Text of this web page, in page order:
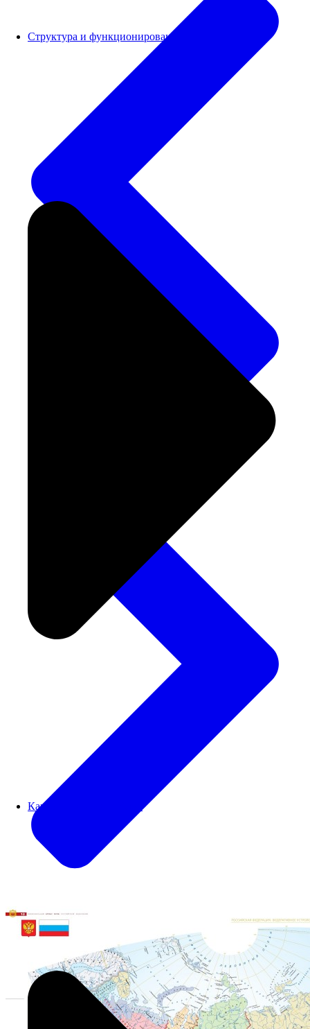
Структура и функционирование
Картографический блок